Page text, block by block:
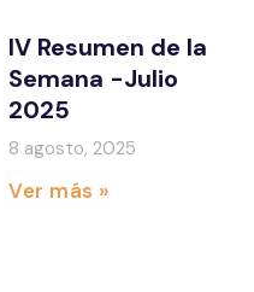
IV Resumen de la
Semana -Julio
2025
8 agosto, 2025
Ver más »